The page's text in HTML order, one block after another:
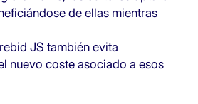
de ellas mientras
JS también evita
nuevo coste asociado a esos